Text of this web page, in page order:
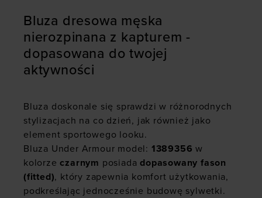
Bluza dresowa męska
nierozpinana z kapturem -
dopasowana do twojej
aktywności
Bluza doskonale się sprawdzi w różnorodnych
stylizacjach na co dzień, jak również jako
element sportowego looku.
Bluza Under Armour model: 1389356 w
kolorzeczarnym posiadadopasowany fason
(fitted), który zapewnia komfort użytkowania,
podkreślając jednocześnie budowę sylwetki.